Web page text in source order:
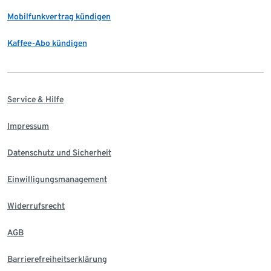
Mobilfunkvertrag kündigen
Kaffee-Abo kündigen
Service & Hilfe
Impressum
Datenschutz und Sicherheit
Einwilligungsmanagement
Widerrufsrecht
AGB
Barrierefreiheitserklärung